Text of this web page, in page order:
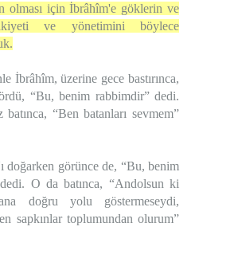
olması için İbrâhîm'e göklerin ve
ve yönetimini böylece
İbrâhîm, üzerine gece bastırınca,
“Bu, benim rabbimdir” dedi.
batınca, “Ben batanları sevmem”
doğarken görünce de, “Bu, benim
O da batınca, “Andolsun ki
doğru yolu göstermeseydi,
sapkınlar toplumundan olurum”